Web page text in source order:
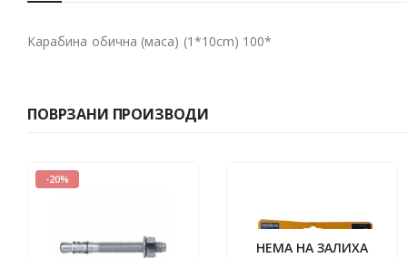
Карабина обична (маса) (1*10cm) 100*
ПОВРЗАНИ ПРОИЗВОДИ
-20%
НЕМА НА ЗАЛИХА